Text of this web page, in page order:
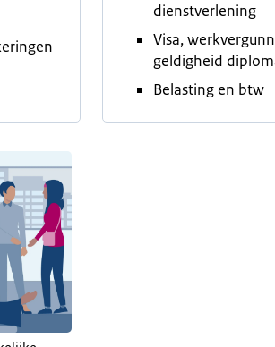
dienstverlening
Visa,
geldigheid
Belasting en btw